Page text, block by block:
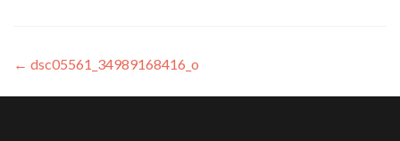
← dsc05561_34989168416_o